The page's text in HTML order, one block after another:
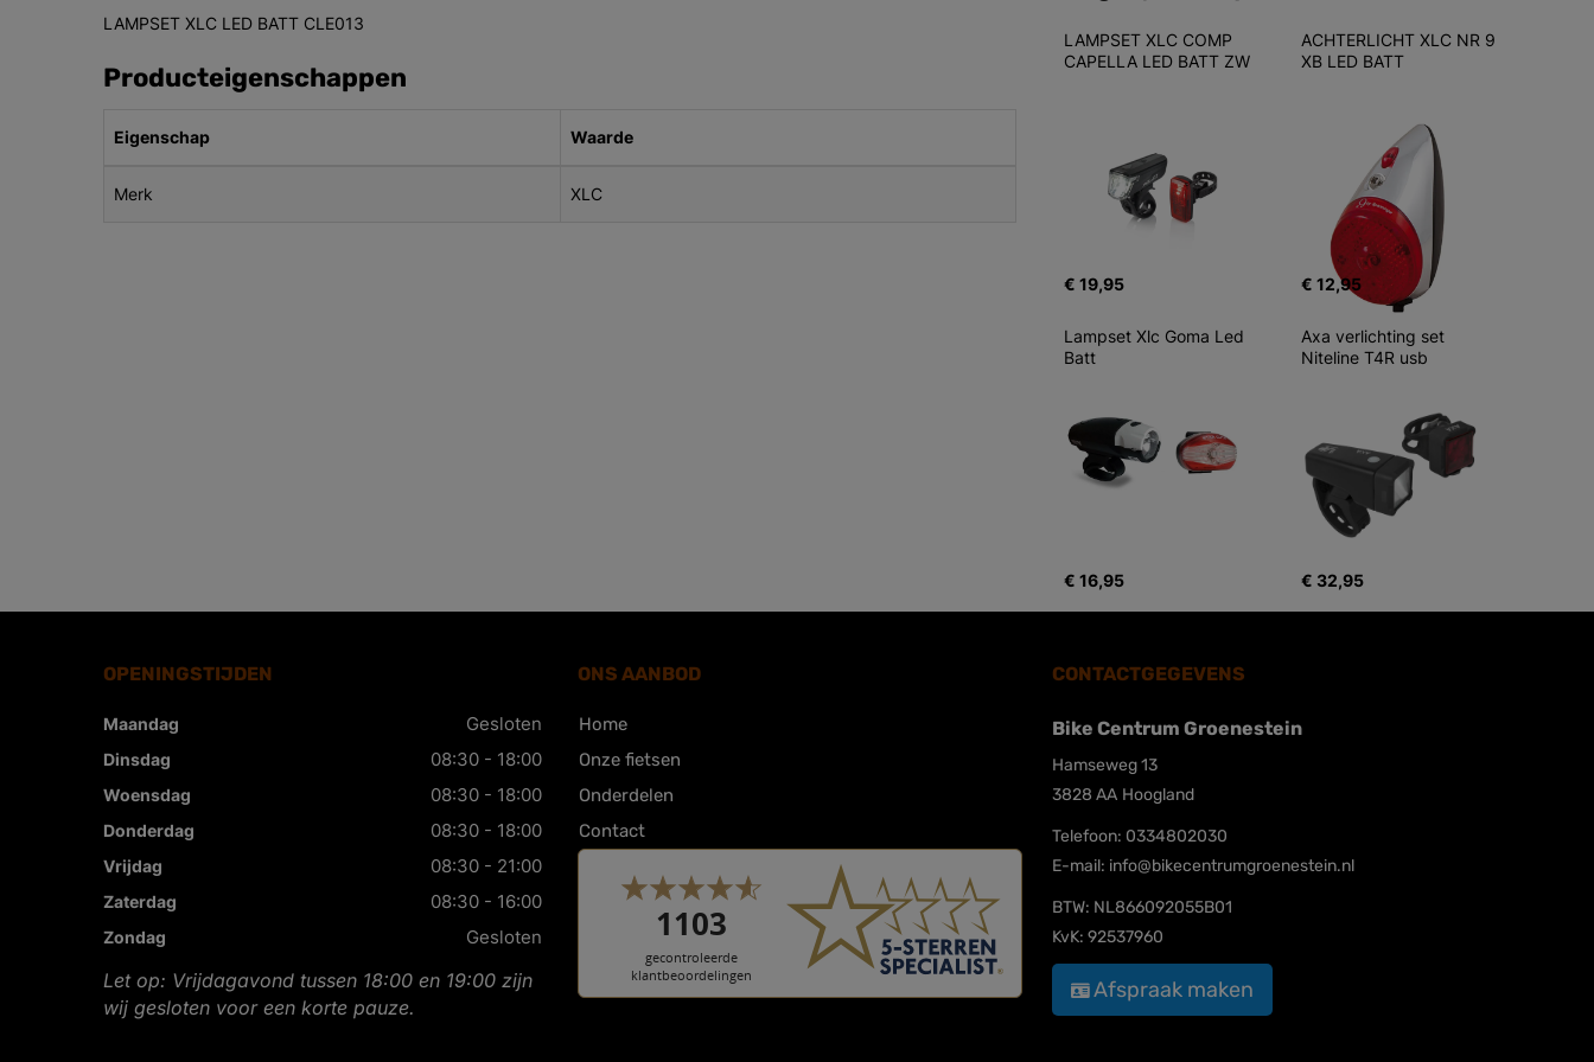
LAMPSET XLC LED BATT CLE013
Producteigenschappen
Eigenschap Waarde
Merk XLC
LAMPSET XLC COMP
CAPELLA LED BATT ZW
€ 19,95
ACHTERLICHT XLC NR 9
XB LED BATT
€ 12,95
Lampset Xlc Goma Led
Batt
€ 16,95
Axa verlichting set
Niteline T4R usb
€ 32,95
OPENINGSTIJDEN
Maandag Gesloten
Dinsdag 08:30 - 18:00
Woensdag 08:30 - 18:00
Donderdag 08:30 - 18:00
Vrijdag 08:30 - 21:00
Zaterdag 08:30 - 16:00
Zondag Gesloten
Let op: Vrijdagavond tussen 18:00 en 19:00 zijn
wij gesloten voor een korte pauze.
ONS AANBOD
Home
Onze fietsen
Onderdelen
Contact
CONTACTGEGEVENS
Bike Centrum Groenestein
Hamseweg 13
3828 AA Hoogland
Telefoon: 0334802030
E-mail: info@bikecentrumgroenestein.nl
BTW: NL866092055B01
KvK: 92537960
Afspraak maken